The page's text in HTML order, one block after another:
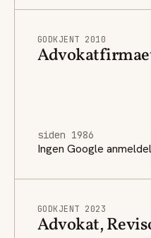
GODKJENT 2010
siden 1986
Ingen Google
GODKJENT 2023
Advokat,